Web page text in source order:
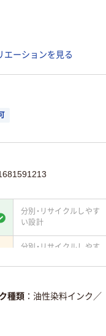
エーションを見る
分別・リサイクルしやす
い設計
分別・リサイクルしやす
削減
種類 油性染料インク ／